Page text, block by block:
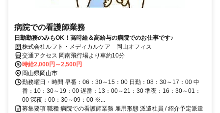
病院での看護師業務
日勤勤務のみもOK！高時給＆高給与の病院でのお仕事です♪
株式会社ルフト・メディカルケア 岡山オフィス
交通アクセス 岡南飛行場より車約10分
時給2,000円～2,500円
岡山県岡山市
勤務曜日・時間 早番：06：30～15：00 日勤：08：30～17：00 中
番：10：30～19：00 遅番：13：00～21：30 準夜：16：30～01：
00 深夜：00：30～09：00 ※...
募集要項 職種 病院での看護師業務 雇用形態 派遣社員 / 紹介予定派遣